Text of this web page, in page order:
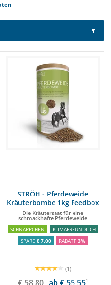
Natürlicher Weidedünger
STRÖH - Pferdeweide
Kräuterbombe 1kg Feedbox
Dose
Die Kräutersaat für eine
schmackhafte Pferdeweide
SCHNÄPPCHEN
KLIMAFREUNDLICH
SPARE € 7,00 RABATT 3%
(1)
€ 58,80 ab € 55,551